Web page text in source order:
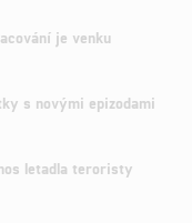
je venku
s novými epizodami
letadla teroristy